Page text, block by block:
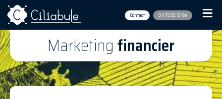
Contact 04 72 92 18 64
Marketing financier